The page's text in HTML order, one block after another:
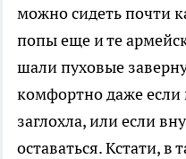
можно сидеть почти
попы еще и те
шали пуховые
комфортно даже
заглохла, или если
оставаться. Кстати, в